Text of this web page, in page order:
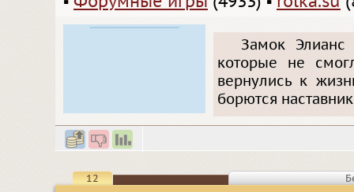
Замок
которые не
вернулись к
борются
12